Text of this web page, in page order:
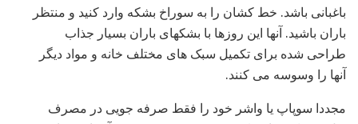
باغبانی باشد. خط کشان را به سوراخ بشکه وارد کنید و منتظر
باران باشید. آنها این روزها با بشکهای باران بسیار جذاب
طراحی شده برای تکمیل سبک های مختلف خانه و مواد دیگر
آنها را وسوسه می کنند.
مجددا سوپاپ یا واشر خود را فقط صرفه جویی در مصرف